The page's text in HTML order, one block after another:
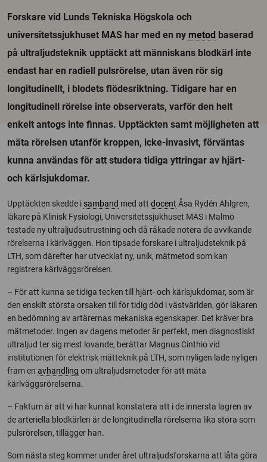
Forskare vid Lunds Tekniska Högskola och
universitetssjukhuset MAS har med en ny metod baserad
på ultraljudsteknik upptäckt att människans blodkärl inte
endast har en radiell pulsrörelse, utan även rör sig
longitudinellt, i blodets flödesriktning. Tidigare har en
longitudinell rörelse inte observerats, varför den helt
enkelt antogs inte finnas. Upptäckten samt möjligheten att
mäta rörelsen utanför kroppen, icke-invasivt, förväntas
kunna användas för att studera tidiga yttringar av hjärt-
och kärlsjukdomar.
Upptäckten skedde i samband med att docent Åsa Rydén Ahlgren,
läkare på Klinisk Fysiologi, Universitetssjukhuset MAS i Malmö
testade ny ultraljudsutrustning och då råkade notera de avvikande
rörelserna i kärlväggen. Hon tipsade forskare i ultraljudsteknik på
LTH, som därefter har utvecklat ny, unik, mätmetod som kan
registrera kärlväggsrörelsen.
– För att kunna se tidiga tecken till hjärt- och kärlsjukdomar, som är
den enskilt största orsaken till för tidig död i västvärlden, gör läkaren
en bedömning av artärernas mekaniska egenskaper. Det kräver bra
mätmetoder. Ingen av dagens metoder är perfekt, men diagnostiskt
ultraljud ter sig mest lovande, berättar Magnus Cinthio vid
institutionen för elektrisk mätteknik på LTH, som nyligen lade nyligen
fram en avhandling om ultraljudsmetoder för att mäta
kärlväggsrörelserna.
– Faktum är att vi har kunnat konstatera att i de innersta lagren av
de arteriella blodkärlen är de longitudinella rörelserna lika stora som
pulsrörelsen, tillägger han.
Som nästa steg kommer under året ultraljudsforskarna att låta göra